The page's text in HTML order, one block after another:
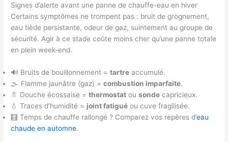
Signes d’alerte avant une panne de chauffe-eau en hiver
Certains symptômes ne trompent pas : bruit de grognement,
eau tiède persistante, odeur de gaz, suintement au groupe de
sécurité. Agir à ce stade coûte moins cher qu’une panne totale
en plein week-end.
🔊 Bruits de bouillonnement =tartre accumulé.
🌫️ Flamme jaunâtre (gaz) =combustion imparfaite.
🚿 Douche écossaise =thermostat ousonde capricieux.
💧 Traces d’humidité = joint fatigué ou cuve fragilisée.
🧮 Temps de chauffe rallongé ? Comparez vos repères d’eau
chaude en automne.